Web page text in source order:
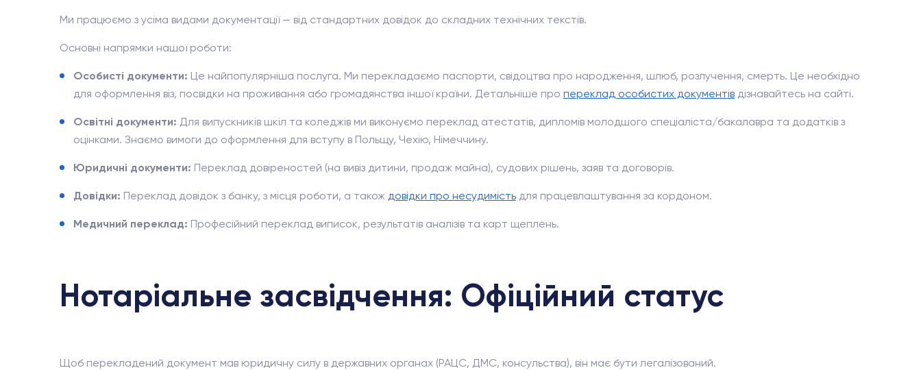
Ми працюємо з усіма видами документації — від стандартних довідок до складних технічних текстів.
Основні напрямки нашої роботи:
Особисті документи: Це найпопулярніша послуга. Ми перекладаємо паспорти, свідоцтва про народження, шлюб, розлучення, смерть. Це необхідно
для оформлення віз, посвідки на проживання або громадянства іншої країни. Детальніше про переклад особистих документів дізнавайтесь на сайті.
Освітні документи: Для випускників шкіл та коледжів ми виконуємо переклад атестатів, дипломів молодшого спеціаліста/бакалавра та додатків з
оцінками. Знаємо вимоги до оформлення для вступу в Польщу, Чехію, Німеччину.
Юридичні документи: Переклад довіреностей (на вивіз дитини, продаж майна), судових рішень, заяв та договорів.
Довідки: Переклад довідок з банку, з місця роботи, а також довідки про несудимість для працевлаштування за кордоном.
Медичний переклад: Професійний переклад виписок, результатів аналізів та карт щеплень.
Нотаріальне засвідчення: Офіційний статус
Щоб перекладений документ мав юридичну силу в державних органах (РАЦС, ДМС, консульства), він має бути легалізований.